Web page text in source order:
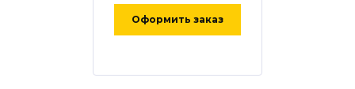
Оформить заказ